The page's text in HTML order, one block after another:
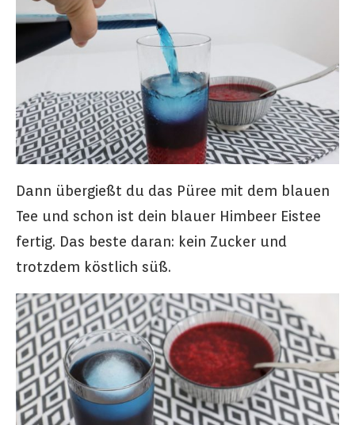
Dann übergießt du das Püree mit dem blauen
Tee und schon ist dein blauer Himbeer Eistee
fertig. Das beste daran: kein Zucker und
trotzdem köstlich süß.